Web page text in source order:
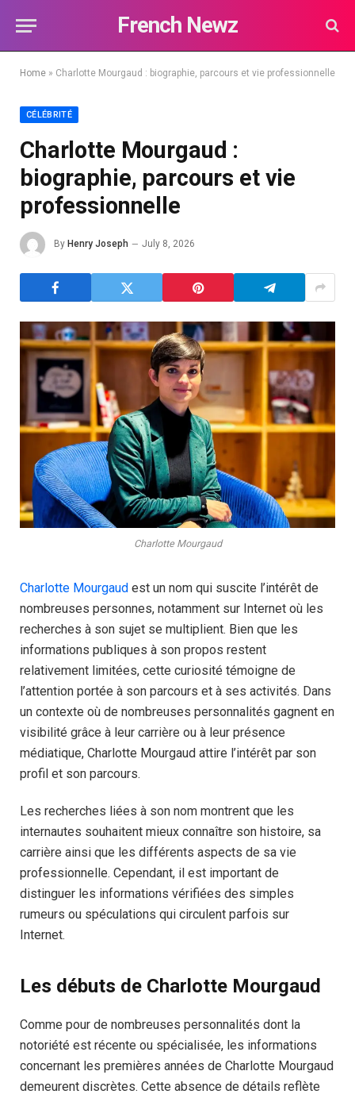
French Newz
Home » Charlotte Mourgaud : biographie, parcours et vie professionnelle
CÉLÉBRITÉ
Charlotte Mourgaud :
biographie, parcours et vie
professionnelle
By Henry Joseph July 8, 2026
Charlotte Mourgaud
Charlotte Mourgaud est un nom qui suscite l’intérêt de
nombreuses personnes, notamment sur Internet où les
recherches à son sujet se multiplient. Bien que les
informations publiques à son propos restent
relativement limitées, cette curiosité témoigne de
l’attention portée à son parcours et à ses activités. Dans
un contexte où de nombreuses personnalités gagnent en
visibilité grâce à leur carrière ou à leur présence
médiatique, Charlotte Mourgaud attire l’intérêt par son
profil et son parcours.
Les recherches liées à son nom montrent que les
internautes souhaitent mieux connaître son histoire, sa
carrière ainsi que les différents aspects de sa vie
professionnelle. Cependant, il est important de
distinguer les informations vérifiées des simples
rumeurs ou spéculations qui circulent parfois sur
Internet.
Les débuts de Charlotte Mourgaud
Comme pour de nombreuses personnalités dont la
notoriété est récente ou spécialisée, les informations
concernant les premières années de Charlotte Mourgaud
demeurent discrètes. Cette absence de détails reflète